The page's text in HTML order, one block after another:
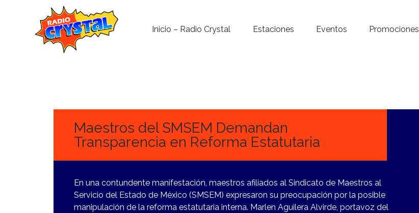
Inicio – Radio Crystal Estaciones Eventos Promociones
Noticias
Para ti
Contacto
Maestros del SMSEM Demandan
Transparencia en Reforma Estatutaria
En una contundente manifestación, maestros afiliados al Sindicato de Maestros al
Servicio del Estado de México (SMSEM) expresaron su preocupación por la posible
manipulación de la reforma estatutaria interna. Marlen Aguilera Alvirde, portavoz del